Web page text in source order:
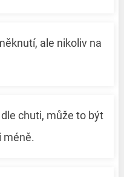
ale nikoliv na
chuti, může to být
méně.